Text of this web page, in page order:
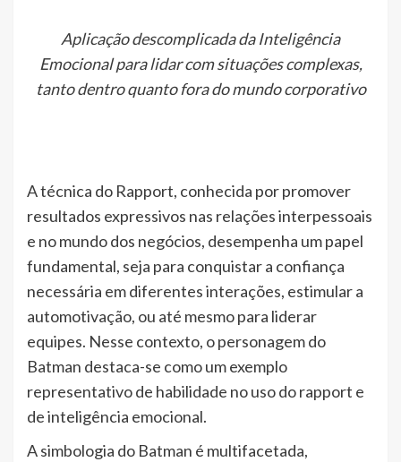
Aplicação descomplicada da Inteligência
Emocional para lidar com situações complexas,
tanto dentro quanto fora do mundo corporativo
A técnica do Rapport, conhecida por promover
resultados expressivos nas relações interpessoais
e no mundo dos negócios, desempenha um papel
fundamental, seja para conquistar a confiança
necessária em diferentes interações, estimular a
automotivação, ou até mesmo para liderar
equipes. Nesse contexto, o personagem do
Batman destaca-se como um exemplo
representativo de habilidade no uso do rapport e
de inteligência emocional.
A simbologia do Batman é multifacetada,